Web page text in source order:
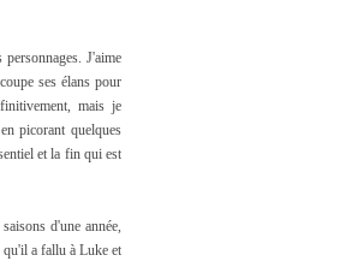
J'aime
ses élans pour
mais je
picorant quelques
et la fin qui est
d'une année,
qu'il a fallu à Luke et